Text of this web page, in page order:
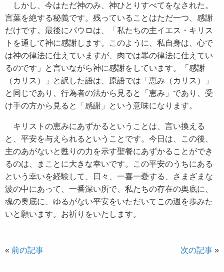
しかし、今はただ神のみ、神ひとりすべてをなされた。
言葉を絶する秘義です。残っていることはただ一つ、感謝
だけです。最後にパウロは、「私たちの主イエス・キリス
トを通して神に感謝します。このように、私自身は、心で
は神の律法に仕えていますが、肉では罪の律法に仕えてい
るのです」と言いながら神に感謝をしています。「感謝
（カリス）」と訳した語は、原語では「恵み（カリス）」
と同じであり、行為者の法から見ると「恵み」であり、受
け手の方から見ると「感謝」という意味になります。
キリストの恵みにあずかるということは、言い換える
と、平安を与えられるということです。今日は、この後、
主のあがないと甦りの力を示す聖餐にあずかることができ
るのは、まことに大きな幸いです。この平安のうちにある
という幸いを経験して、日々、一喜一憂する、さまざまな
波の中にあって、一番深い所で、私たちの存在の奥底に、
魂の奥底に、ゆるがない平安をいただいてこの週を歩みた
いと願います。お祈りをいたします。
« 前の記事 次の記事 »